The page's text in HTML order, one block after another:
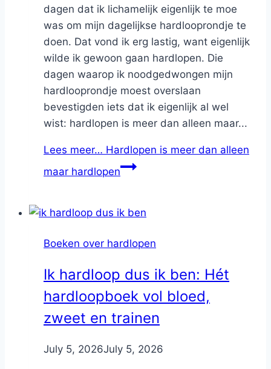
dagen dat ik lichamelijk eigenlijk te moe
was om mijn dagelijkse hardlooprondje te
doen. Dat vond ik erg lastig, want eigenlijk
wilde ik gewoon gaan hardlopen. Die
dagen waarop ik noodgedwongen mijn
hardlooprondje moest overslaan
bevestigden iets dat ik eigenlijk al wel
wist: hardlopen is meer dan alleen maar...
Lees meer… Hardlopen is meer dan alleen
maar hardlopen
Boeken over hardlopen
Ik hardloop dus ik ben: Hét
hardloopboek vol bloed,
zweet en trainen
ByNicole
July 5, 2026July 5, 2026